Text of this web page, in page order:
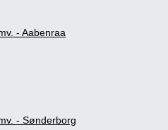
- Aabenraa
- Sønderborg